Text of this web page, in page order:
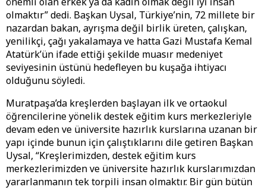
olmaktır” dedi. Başkan Uysal, Türkiye’nin, 72 millete bir
nazardan bakan, ayrışma değil birlik üreten, çalışkan,
yenilikçi, çağı yakalamaya ve hatta Gazi Mustafa Kemal
Atatürk’ün ifade ettiği şekilde muasır medeniyet
seviyesinin üstünü hedefleyen bu kuşağa ihtiyacı
olduğunu söyledi.
Muratpaşa’da kreşlerden başlayan ilk ve ortaokul
öğrencilerine yönelik destek eğitim kurs merkezleriyle
devam eden ve üniversite hazırlık kurslarına uzanan bir
yapı içinde bunun için çalıştıklarını dile getiren Başkan
Uysal, “Kreşlerimizden, destek eğitim kurs
merkezlerimizden ve üniversite hazırlık kurslarımızdan
yararlanmanın tek torpili insan olmaktır. Bir gün bütün